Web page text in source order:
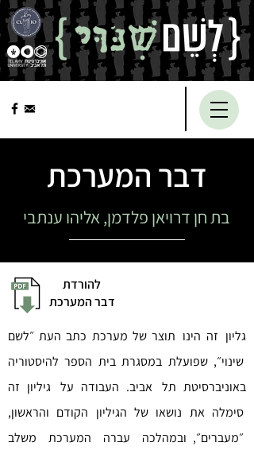
דבר המערכת
בת חן דרויאן פלדמן, אליהו ענתבי
להורדת
דבר המערכת
גליון זה הינו תוצר של מערכת כתב העת ״לשם
שינוי״, שפועלת במסגרת בית הספר להיסטוריה
באוניברסיטת תל אביב. העבודה על גיליון זה
סימלה את נושאו של הגיליון הקודם והראשון,
״מעברים״, ובמהלכה עברה המערכת משלב